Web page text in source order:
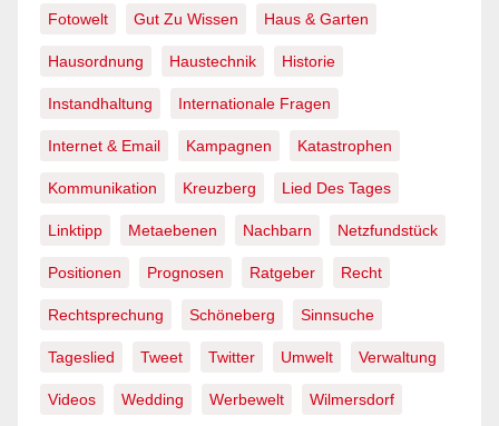
Fotowelt Gut Zu Wissen Haus & Garten
Hausordnung Haustechnik Historie
Instandhaltung Internationale Fragen
Internet & Email Kampagnen Katastrophen
Kommunikation Kreuzberg Lied Des Tages
Linktipp Metaebenen Nachbarn Netzfundstück
Positionen Prognosen Ratgeber Recht
Rechtsprechung Schöneberg Sinnsuche
Tageslied Tweet Twitter Umwelt Verwaltung
Videos Wedding Werbewelt Wilmersdorf